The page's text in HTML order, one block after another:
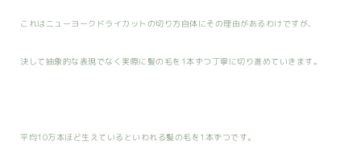
これはニューヨークドライカットの切り方自体にその理由があるわけですが、
決して抽象的な表現でなく実際に髪の毛を1本ずつ丁寧に切り進めていきます。
平均10万本ほど生えているといわれる髪の毛を1本ずつです。